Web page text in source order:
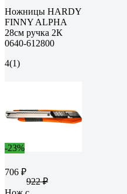
Ножницы HARDY
FINNY ALPHA
28см ручка 2К
0640-612800
4(1)
-23%
706 ₽
922 ₽